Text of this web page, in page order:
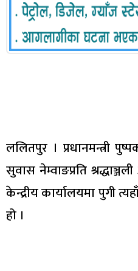
ललितपुर । प्रधानमन्त्री
सुवास नेम्वाङप्रति
केन्द्रीय कार्यालयमा पुगी
हो ।